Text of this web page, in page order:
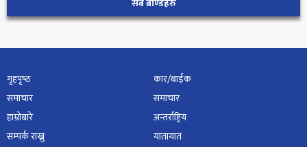
सबै ब्राण्डहरु
गृहपृष्‍ठ
समाचार
हाम्रोबारे
सम्पर्क राख्नु
कार/बाईक
समाचार
अन्तर्राष्ट्रिय
यातायात